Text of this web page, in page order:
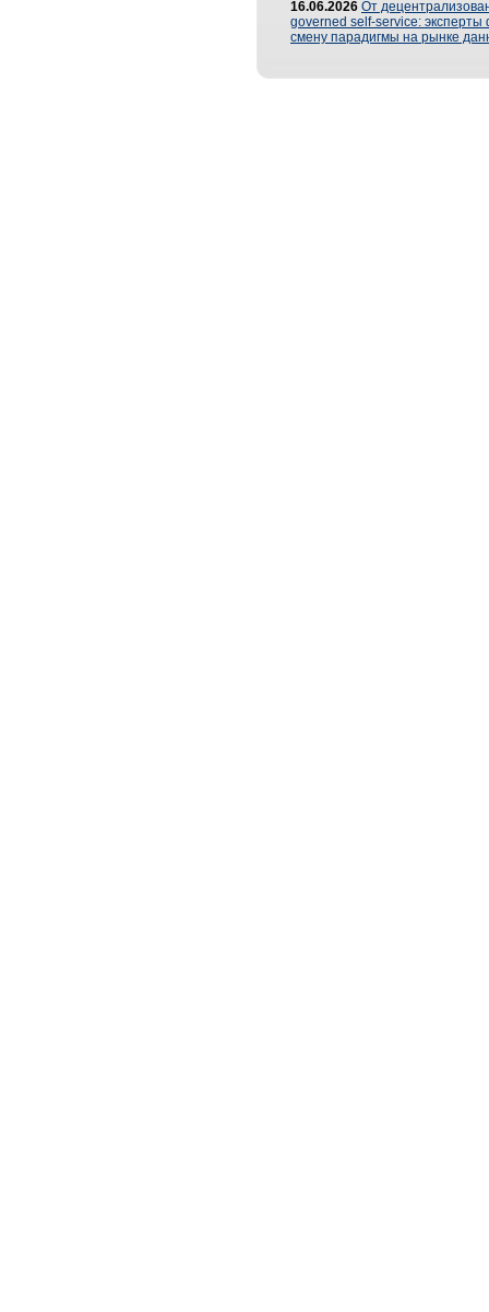
16.06.2026 От
governed self-service: эксперты
смену парадигмы на рынке